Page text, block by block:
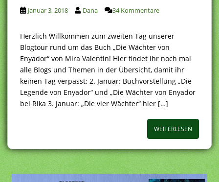
Januar 3, 2018 Dana 34 Kommentare
Herzlich Willkommen zum zweiten Tag unserer
Blogtour rund um das Buch „Die Wächter von
Enyador“ von Mira Valentin! Hier findet ihr noch mal
alle Blogs und Themen in der Übersicht, damit ihr
keinen Tag verpasst: 2. Januar: Buchvorstellung „Die
Legende von Enyador“ und „Die Wächter von Enyador
bei Rika 3. Januar: „Die vier Wächter“ hier […]
WEITERLESEN